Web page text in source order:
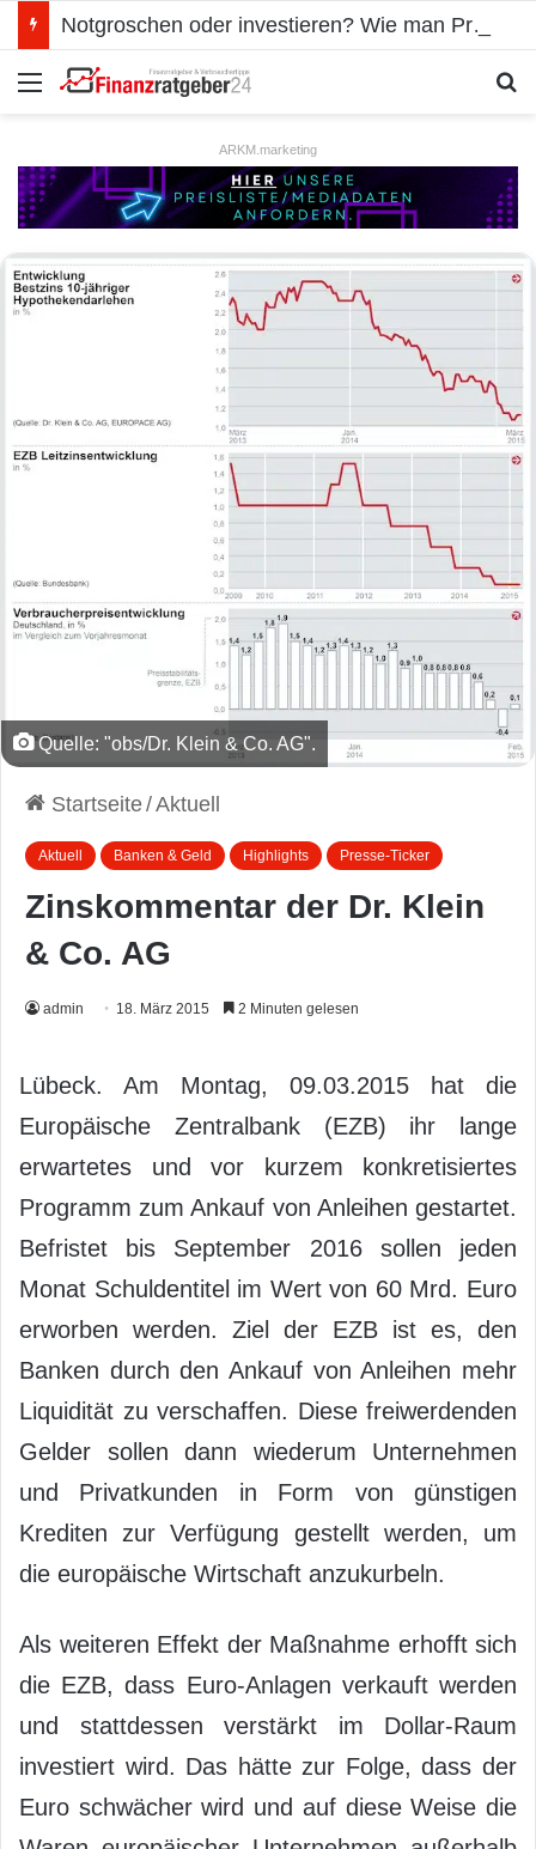
Notgroschen oder investieren? Wie man Prioritäten im eigenen Finanzplan setzt
Menü
ARKM.marketing
Quelle: "obs/Dr. Klein & Co. AG".
Startseite/Aktuell
Aktuell Banken & Geld Highlights Presse-Ticker
Zinskommentar der Dr. Klein
& Co. AG
admin 18. März 2015 2 Minuten gelesen
Lübeck. Am Montag, 09.03.2015 hat die
Europäische Zentralbank (EZB) ihr lange
erwartetes und vor kurzem konkretisiertes
Programm zum Ankauf von Anleihen gestartet.
Befristet bis September 2016 sollen jeden
Monat Schuldentitel im Wert von 60 Mrd. Euro
erworben werden. Ziel der EZB ist es, den
Banken durch den Ankauf von Anleihen mehr
Liquidität zu verschaffen. Diese freiwerdenden
Gelder sollen dann wiederum Unternehmen
und Privatkunden in Form von günstigen
Krediten zur Verfügung gestellt werden, um
die europäische Wirtschaft anzukurbeln.
Als weiteren Effekt der Maßnahme erhofft sich
die EZB, dass Euro-Anlagen verkauft werden
und stattdessen verstärkt im Dollar-Raum
investiert wird. Das hätte zur Folge, dass der
Euro schwächer wird und auf diese Weise die